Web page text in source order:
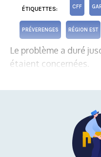
ÉTIQUETTES: CFF
PRÉVERENGES RÉGION EST
Le problème a duré
étaient concernées.